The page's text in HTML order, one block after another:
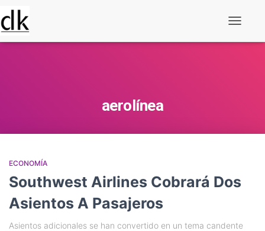
aerolínea
ECONOMÍA
Southwest Airlines Cobrará Dos
Asientos A Pasajeros
Asientos adicionales se han convertido en un tema candente